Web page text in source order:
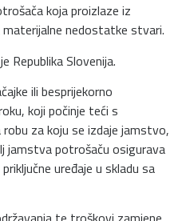
koja proizlaze iz
nedostatke stvari.
Republika Slovenija.
ili besprijekorno
koji počinje teći s
za koju se izdaje jamstvo,
jamstva potrošaču osigurava
uređaje u skladu sa